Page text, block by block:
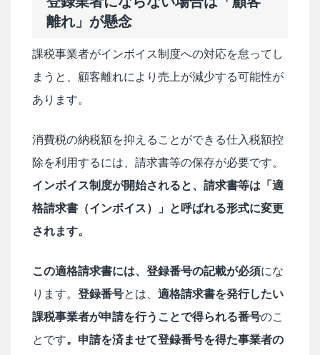
離れ」が懸念
課税事業者がインボイス制度への対応を怠ってし
まうと、顧客離れにより売上が減少する可能性が
あります。
消費税の納税額を抑えることができる仕入税額控
除を利用するには、請求書等の保存が必要です。
インボイス制度が開始されると、請求書等は「適
格請求書（インボイス）」と呼ばれる形式に変更
されます。
この適格請求書には、登録番号の記載が必須にな
ります。 登録番号とは、 適格請求書を発行したい
課税事業者が申請を行うことで得られる番号のこ
とです。申請を済ませて登録番号を得た事業者の